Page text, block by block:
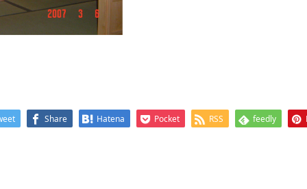
Share Hatena Pocket RSS feedly